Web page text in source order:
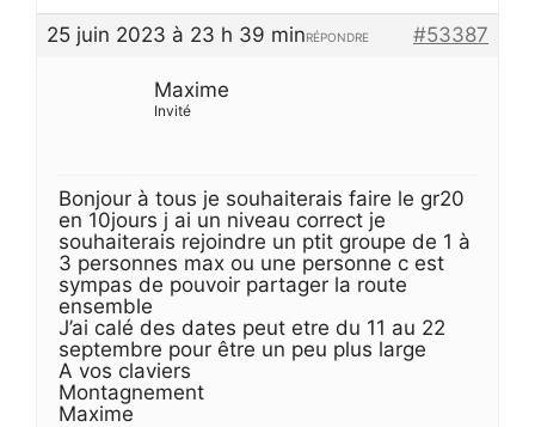
25 juin 2023 à 23 h 39 min
#53387
RÉPONDRE
Maxime
Invité
Bonjour à tous je souhaiterais faire le gr20
en 10jours j ai un niveau correct je
souhaiterais rejoindre un ptit groupe de 1 à
3 personnes max ou une personne c est
sympas de pouvoir partager la route
ensemble
J’ai calé des dates peut etre du 11 au 22
septembre pour être un peu plus large
A vos claviers
Montagnement
Maxime